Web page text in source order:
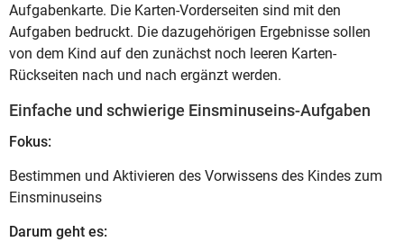
Aufgabenkarte. Die Karten-Vorderseiten sind mit den
Aufgaben bedruckt. Die dazugehörigen Ergebnisse sollen
von dem Kind auf den zunächst noch leeren Karten-
Rückseiten nach und nach ergänzt werden.
Einfache und schwierige Einsminuseins-Aufgaben
Fokus:
Bestimmen und Aktivieren des Vorwissens des Kindes zum
Einsminuseins
Darum geht es: